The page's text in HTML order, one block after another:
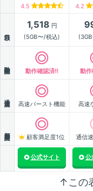
4.5 4.2
1,518 円
(5GB〜/税込)
動作確認済!! 動
高速バースト機能 高速
顧客満足度1位 通信
公式サイト 公
↑この